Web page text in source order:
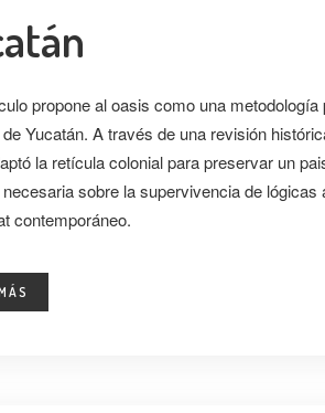
propone al oasis como una
Yucatán. A través de una revisión
la retícula colonial para preservar un
sobre la supervivencia de
contemporáneo.